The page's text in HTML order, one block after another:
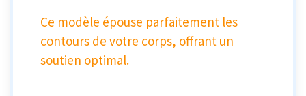
Ce modèle épouse parfaitement les
contours de votre corps, offrant un
soutien optimal.